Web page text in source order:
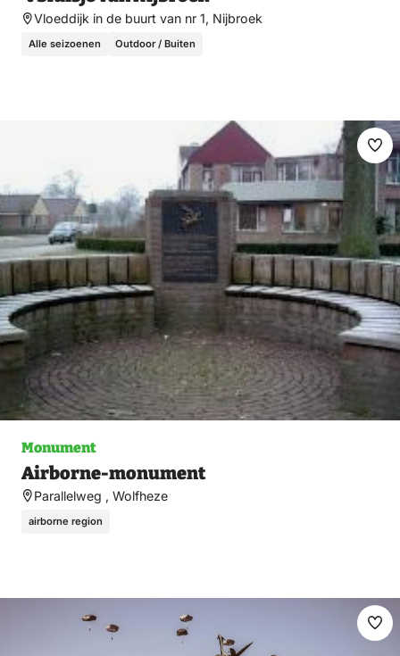
Vloeddijk in de buurt van nr 1, Nijbroek
Alle seizoenen Outdoor / Buiten
Monument
Airborne-monument
Parallelweg , Wolfheze
airborne region